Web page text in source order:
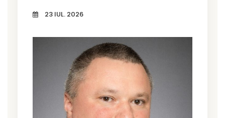
23 IUL. 2026